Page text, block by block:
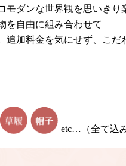
モダンな世界観を思いきり
を自由に組み合わせて
追加料金を気にせず、こだ
etc…（全て込み